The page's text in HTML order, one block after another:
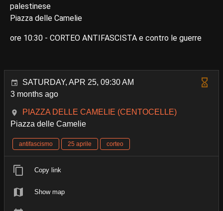
palestinese
Piazza delle Camelie
ore 10:30 - CORTEO ANTIFASCISTA e contro le guerre
SATURDAY, APR 25, 09:30 AM
3 months ago
PIAZZA DELLE CAMELIE (CENTOCELLE)
Piazza delle Camelie
antifascismo 25 aprile corteo
Copy link
Show map